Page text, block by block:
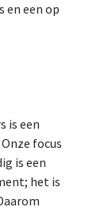
en een op
is een
focus
is een
het is